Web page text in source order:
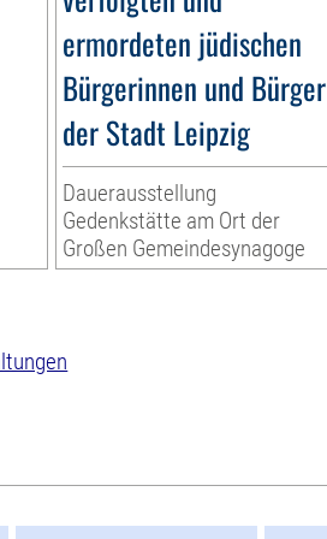
ermordeten jüdischen
Bürgerinnen und Bürger
der Stadt Leipzig
Dauerausstellung
Gedenkstätte am Ort der
Großen Gemeindesynagoge